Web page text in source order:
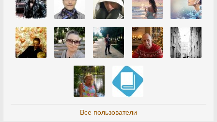
Все пользователи